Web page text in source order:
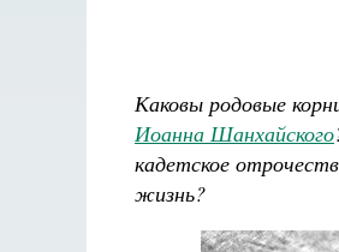
Каковы родовые
Иоанна Шанхайского
кадетское
жизнь?